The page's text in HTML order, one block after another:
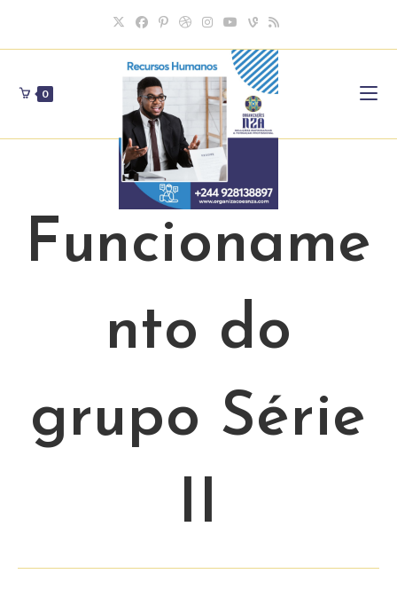
content
0
Funcioname
nto do
grupo Série
II